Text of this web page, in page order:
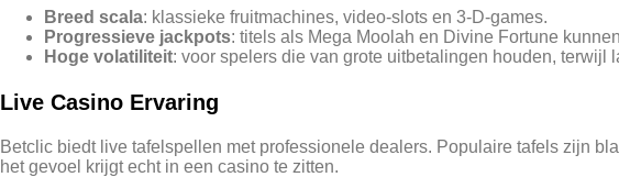
Breed scala: klassieke fruitmachines, video‑slots en 3‑D‑games.
Progressieve jackpots: titels als Mega Moolah en Divine Fortune
Hoge volatiliteit: voor spelers die van grote uitbetalingen houden, terwijl
Live Casino Ervaring
Betclic biedt live tafelspellen met professionele dealers. Populaire tafels zijn
het gevoel krijgt echt in een casino te zitten.